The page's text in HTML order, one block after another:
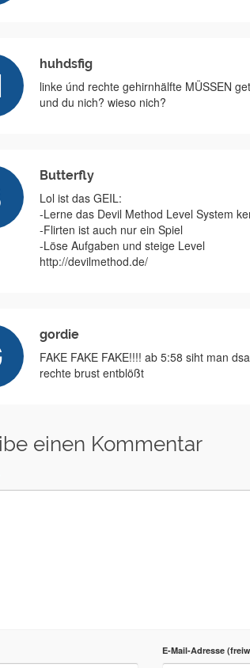
huhdsfig
linke únd rechte gehirnhälfte MÜSSEN
und du nich? wieso nich?
Butterfly
Lol ist das GEIL:
-Lerne das Devil Method Level System
-Flirten ist auch nur ein Spiel
-Löse Aufgaben und steige Level
http://devilmethod.de/
gordie
FAKE FAKE FAKE!!!! ab 5:58 siht man
rechte brust entblößt
einen Kommentar
E-Mail-Adresse